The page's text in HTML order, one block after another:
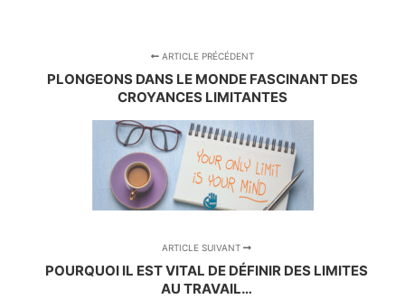
ARTICLE PRÉCÉDENT
PLONGEONS DANS LE MONDE FASCINANT DES
CROYANCES LIMITANTES
ARTICLE SUIVANT
POURQUOI IL EST VITAL DE DÉFINIR DES LIMITES
AU TRAVAIL…